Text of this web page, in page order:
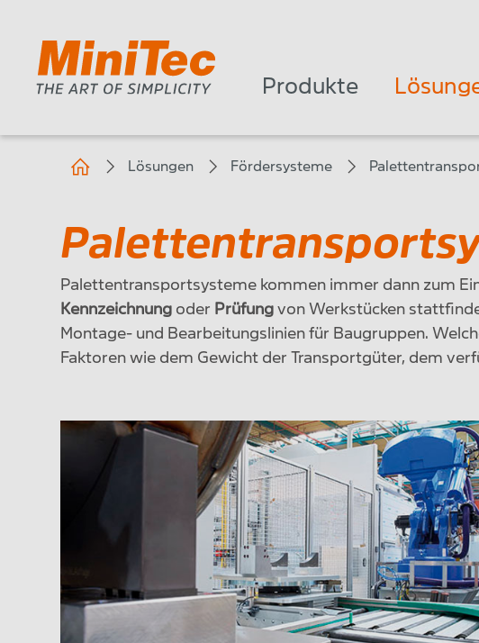
Produkte
Lösungen Fördersysteme
Palettentransportsysteme kommen immer dann zum
Kennzeichnung oder Prüfung von Werkstücken
Montage- und Bearbeitungslinien für Baugruppen.
Faktoren wie dem Gewicht der Transportgüter, dem